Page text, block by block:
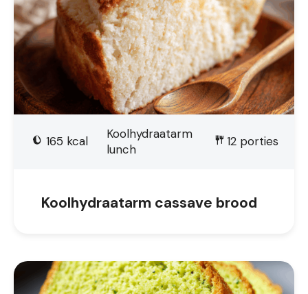
165 kcal
Koolhydraatarm
lunch
12porties
Koolhydraatarm cassave brood